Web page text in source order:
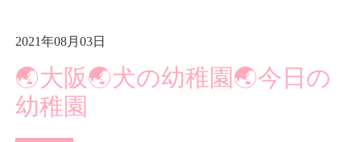
2021年08月03日
🌏大阪🌏犬の幼稚園🌏今日の
幼稚園